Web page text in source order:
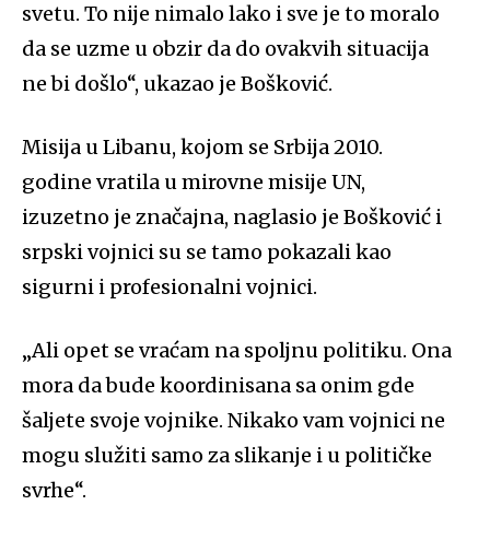
svetu. To nije nimalo lako i sve je to moralo
da se uzme u obzir da do ovakvih situacija
ne bi došlo“, ukazao je Bošković.
Misija u Libanu, kojom se Srbija 2010.
godine vratila u mirovne misije UN,
izuzetno je značajna, naglasio je Bošković i
srpski vojnici su se tamo pokazali kao
sigurni i profesionalni vojnici.
„Ali opet se vraćam na spoljnu politiku. Ona
mora da bude koordinisana sa onim gde
šaljete svoje vojnike. Nikako vam vojnici ne
mogu služiti samo za slikanje i u političke
svrhe“.